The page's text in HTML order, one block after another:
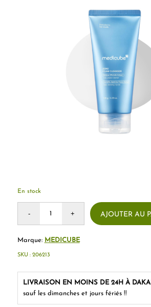
En stock
AJOUTER AU
Marque: MEDICUBE
LIVRAISON EN MOINS DE 24H À
sauf les dimanches et jours fériés !!
SKU : 206213